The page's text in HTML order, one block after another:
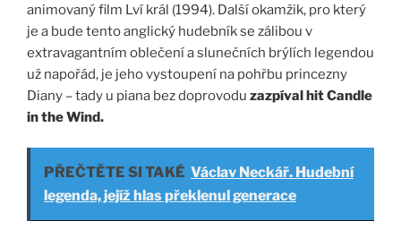
animovaný film Lví král (1994). Další okamžik, pro který
je a bude tento anglický hudebník se zálibou v
extravagantním oblečení a slunečních brýlích legendou
už napořád, je jeho vystoupení na pohřbu princezny
Diany – tady u piana bez doprovodu zazpíval hit Candle
in the Wind.
PŘEČTĚTE SI TAKÉ Václav Neckář. Hudební
legenda, jejíž hlas překlenul generace